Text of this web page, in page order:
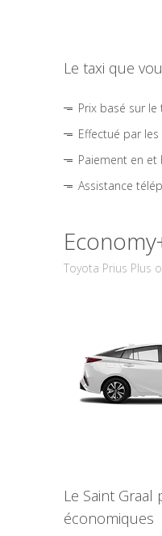
Le taxi que
Prix basé sur
Effectué par
Paiement en et
Assistance
Toyota Prius Plus
Le Saint
économiques